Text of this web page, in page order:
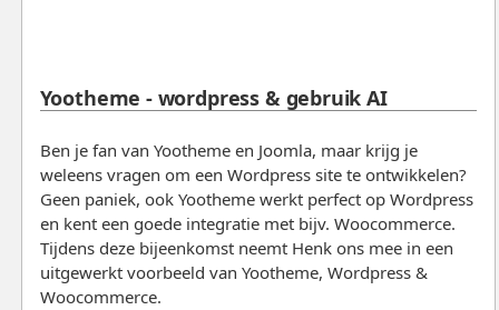
Yootheme - wordpress & gebruik AI
Ben je fan van Yootheme en Joomla, maar krijg je
weleens vragen om een Wordpress site te ontwikkelen?
Geen paniek, ook Yootheme werkt perfect op Wordpress
en kent een goede integratie met bijv. Woocommerce.
Tijdens deze bijeenkomst neemt Henk ons mee in een
uitgewerkt voorbeeld van Yootheme, Wordpress &
Woocommerce.